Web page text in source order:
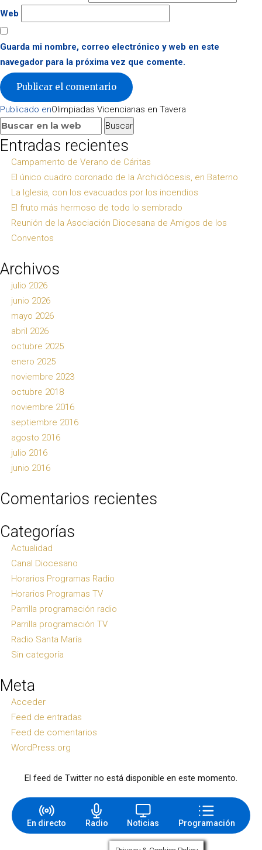
Web
Guarda mi nombre, correo electrónico y web en este
navegador para la próxima vez que comente.
Navegación
de
entradas
Publicado enOlimpiadas Vicencianas en Tavera
Buscar:
Buscar
Entradas recientes
Campamento de Verano de Cáritas
El único cuadro coronado de la Archidiócesis, en Baterno
La Iglesia, con los evacuados por los incendios
El fruto más hermoso de todo lo sembrado
Reunión de la Asociación Diocesana de Amigos de los
Conventos
Archivos
julio 2026
junio 2026
mayo 2026
abril 2026
octubre 2025
enero 2025
noviembre 2023
octubre 2018
noviembre 2016
septiembre 2016
agosto 2016
julio 2016
junio 2016
Comentarios recientes
Categorías
Actualidad
Canal Diocesano
Horarios Programas Radio
Horarios Programas TV
Parrilla programación radio
Parrilla programación TV
Radio Santa María
Sin categoría
Meta
Acceder
Feed de entradas
Feed de comentarios
WordPress.org
El feed de Twitter no está disponible en este momento.
En directo Radio Noticias Programación